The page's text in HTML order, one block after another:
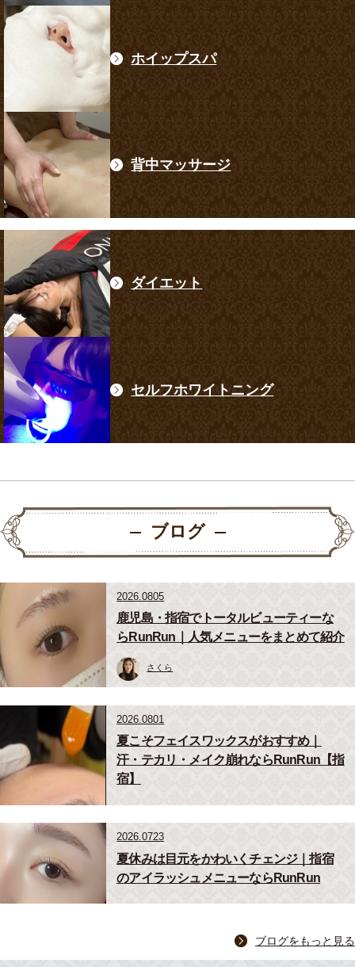
ホイップスパ
背中マッサージ
ダイエット
セルフホワイトニング
ブログ
2026.0805
鹿児島・指宿でトータルビューティーな
らRunRun｜人気メニューをまとめて紹介
さくら
2026.0801
夏こそフェイスワックスがおすすめ｜
汗・テカリ・メイク崩れならRunRun【指
宿】
2026.0723
夏休みは目元をかわいくチェンジ｜指宿
のアイラッシュメニューならRunRun
ブログをもっと見る